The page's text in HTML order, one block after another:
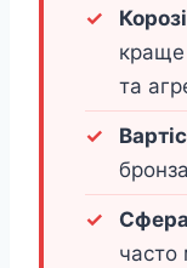
краще
та
часто